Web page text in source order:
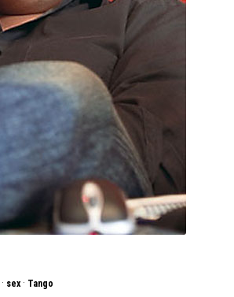
· sex · Tango